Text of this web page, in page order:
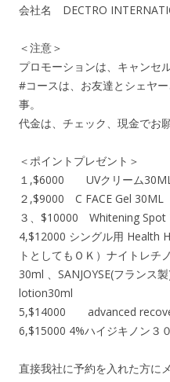
会社名 DECTRO
＜注意＞
プロモーションは、キャンセ
#コースは、お友達とシェヤ
事。
代金は、チェック、現金でお
＜ポイントプレゼント＞
１,$6000 UVクリーム
２,$9000 C FACE Gel 30ML
３、$10000 Whitening
4,$12000 シングル用 Health
トとしてもＯＫ）ナイトレ
30ml 、SANJOYSE(フランス
lotion30ml
5,$14000 advanced
6,$15000 4%ハイジキノン３
直接我社に予約を入れた方に